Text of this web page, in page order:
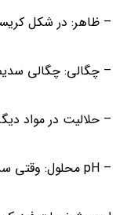
– ظاهر: در شکل
– چگالی: چگالی سدیم کربنات حدوداً
– حلالیت در مواد
– pH محلول: وقتی سدیم کربنات در آب حل می‌شود، محلول قلیایی با pH حدود 11 تا 12 تشکیل می‌شود.